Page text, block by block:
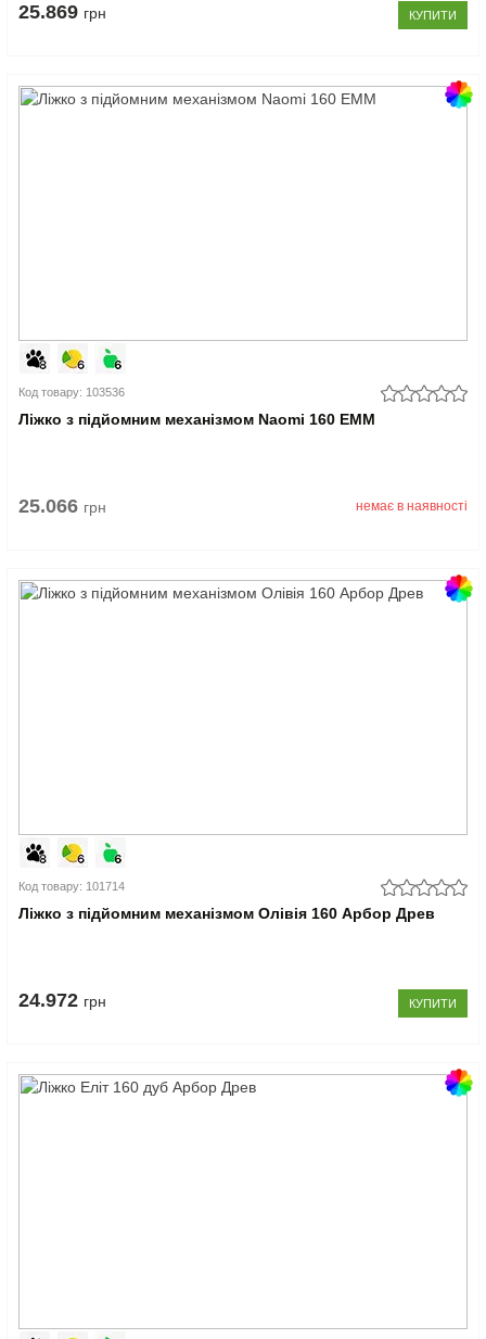
25.869 грн КУПИТИ
Код товару: 103536
Ліжко з підйомним механізмом Naomi 160 EMM
25.066 грн немає в наявності
Код товару: 101714
Ліжко з підйомним механізмом Олівія 160 Арбор Древ
24.972 грн КУПИТИ